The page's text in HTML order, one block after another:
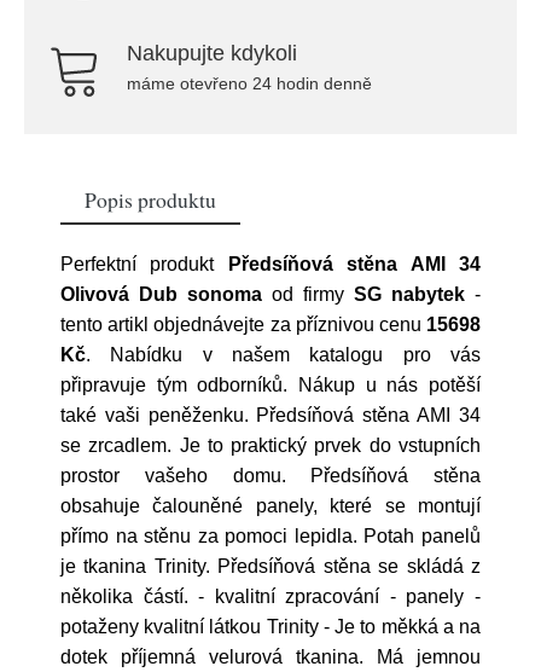
Nakupujte kdykoli
máme otevřeno 24 hodin denně
Popis produktu
Perfektní produkt
Předsíňová stěna AMI 34
Olivová Dub sonoma od firmy SG nabytek -
tento artikl objednávejte za příznivou cenu 15698
Kč. Nabídku v našem katalogu pro vás
připravuje tým odborníků. Nákup u nás potěší
také vaši peněženku. Předsíňová stěna AMI 34
se zrcadlem. Je to praktický prvek do vstupních
prostor vašeho domu. Předsíňová stěna
obsahuje čalouněné panely, které se montují
přímo na stěnu za pomoci lepidla. Potah panelů
je tkanina Trinity. Předsíňová stěna se skládá z
několika částí. - kvalitní zpracování - panely -
potaženy kvalitní látkou Trinity - Je to měkká a na
dotek příjemná velurová tkanina. Má jemnou